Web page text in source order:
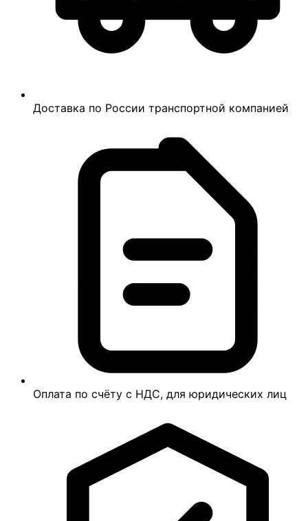
Доставка по России транспортной компанией
Оплата по счёту с НДС, для юридических лиц